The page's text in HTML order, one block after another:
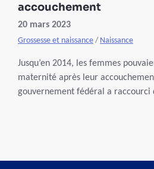
accouchement
20 mars 2023
Grossesse et naissance / Naissance
Jusqu’en 2014, les femmes
maternité après leur
gouvernement fédéral a raccourci
prévus pour les femmes qui en ont